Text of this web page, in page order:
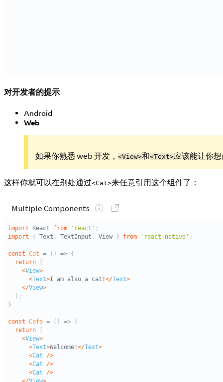
对开发者的提示
Android
Web
如果你熟悉 web 开发， <View>和<Text>应该能让你
这样你就可以在别处通过<Cat>来任意引用这个组件了：